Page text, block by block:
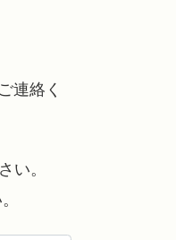
連絡く
い。